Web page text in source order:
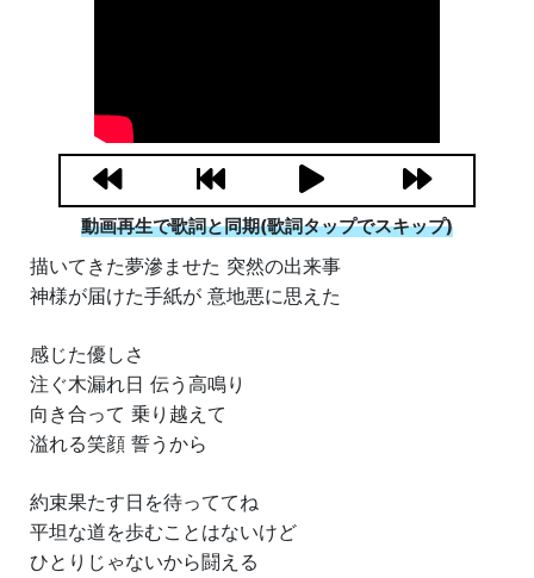
動画再生で歌詞と同期(歌詞タップでスキップ)
描いてきた夢滲ませた 突然の出来事
神様が届けた手紙が 意地悪に思えた
感じた優しさ
注ぐ木漏れ日 伝う高鳴り
向き合って 乗り越えて
溢れる笑顔 誓うから
約束果たす日を待っててね
平坦な道を歩むことはないけど
ひとりじゃないから闘える